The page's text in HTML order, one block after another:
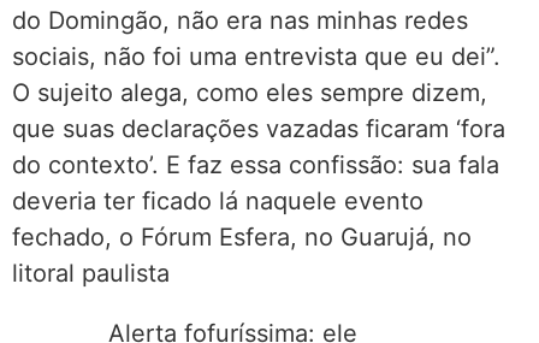
do Domingão, não era nas minhas redes
sociais, não foi uma entrevista que eu dei”.
O sujeito alega, como eles sempre dizem,
que suas declarações vazadas ficaram ‘fora
do contexto’. E faz essa confissão: sua fala
deveria ter ficado lá naquele evento
fechado, o Fórum Esfera, no Guarujá, no
litoral paulista
Alerta fofuríssima: ele